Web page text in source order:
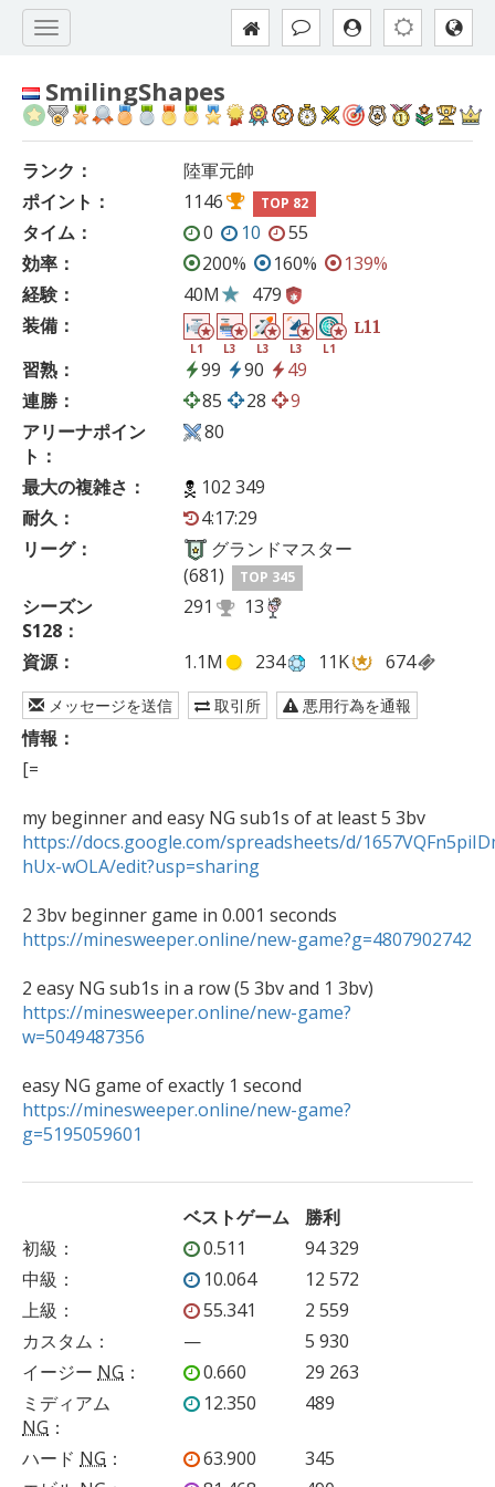
SmilingShapes
ランク：
陸軍元帥
ポイント：
1146 TOP 82
タイム： 0 10
55
効率：
200% 160%
139%
経験：
40M
479
装備：
L1 L3 L3 L3 L1
L11
習熟： 99 90
49
連勝：
85 28
9
アリーナポイン
ト：
80
最大の複雑さ：
102 349
耐久：
4:17:29
リーグ：
グランドマスター
(681)
TOP 345
シーズン
S128：
291 13
資源： 1.1M 234 11K 674
メッセージを送信 取引所 悪用行為を通報
情報：
[=
https://docs.google.com/spreadsheets/d/
hUx-wOLA/edit?usp=sharing
https://minesweeper.online/new-game?g=4807902742
https://minesweeper.online/new-game?
w=5049487356
https://minesweeper.online/new-game?
g=5195059601
ベストゲーム
勝利
初級 ： 0.511
94 329
中級 ： 10.064
12 572
上級 ： 55.341
2 559
カスタム ： —
5 930
イージー NG ： 0.660
29 263
ミディアム
NG ：
12.350 489
ハード NG ： 63.900
345